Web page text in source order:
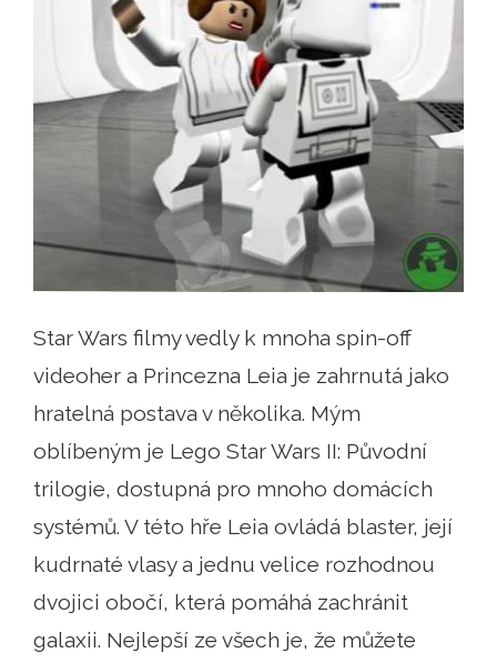
Star Wars filmy vedly k mnoha spin-off
videoher a Princezna Leia je zahrnutá jako
hratelná postava v několika. Mým
oblíbeným je Lego Star Wars II: Původní
trilogie, dostupná pro mnoho domácích
systémů. V této hře Leia ovládá blaster, její
kudrnaté vlasy a jednu velice rozhodnou
dvojici obočí, která pomáhá zachránit
galaxii. Nejlepší ze všech je, že můžete